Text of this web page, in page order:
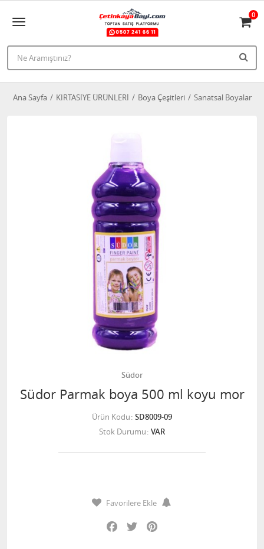
0
Ana Sayfa KIRTASİYE ÜRÜNLERİ Boya Çeşitleri Sanatsal Boyalar
Südor
Südor Parmak boya 500 ml koyu mor
Ürün Kodu SD8009-09
Stok Durumu VAR
Favorilere Ekle
Facebook
Twitter